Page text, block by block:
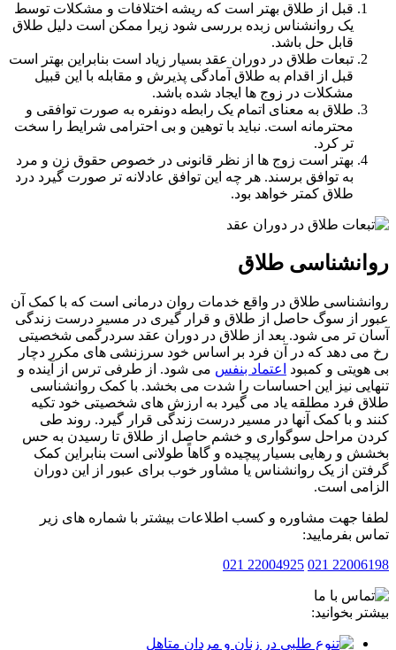
قبل از طلاق بهتر است که ریشه اختلافات و مشکلات توسط
یک روانشناس زبده بررسی شود زیرا ممکن است دلیل طلاق
قابل حل باشد.
تبعات طلاق در دوران عقد بسیار زیاد است بنابراین بهتر است
قبل از اقدام به طلاق آمادگی پذیرش و مقابله با این قبیل
مشکلات در زوج ها ایجاد شده باشد.
طلاق به معنای اتمام یک رابطه دونفره به صورت توافقی و
محترمانه است. نباید با توهین و بی احترامی شرایط را سخت
تر کرد.
بهتر است زوج ها از نظر قانونی در خصوص حقوق زن و مرد
به توافق برسند. هر چه این توافق عادلانه تر صورت گیرد درد
طلاق کمتر خواهد بود.
طلاق
طلاق در واقع خدمات روان درمانی است که با کمک آن
از سوگ حاصل از طلاق و قرار گیری در مسیر درست زندگی
تر می شود. بعد از طلاق در دوران عقد سردرگمی شخصیتی
دهد که در آن فرد بر اساس خود سرزنشی های مکرر دچار
و کمبوداعتماد بنفسمی شود. از طرفی ترس از آینده و
نیز این احساسات را شدت می بخشد. با کمک روانشناسی
فرد مطلقه یاد می گیرد به ارزش های شخصیتی خود تکیه
و با کمک آنها در مسیر درست زندگی قرار گیرد. روند طی
مراحل سوگواری و خشم حاصل از طلاق تا رسیدن به حس
و رهایی بسیار پیچیده و گاهاً طولانی است بنابراین کمک
از یک روانشناس یا مشاور خوب برای عبور از این دوران
است.
جهت مشاوره و کسب اطلاعات بیشتر با شماره های زیر
بفرمایید:
22004925 021
بخوانید: